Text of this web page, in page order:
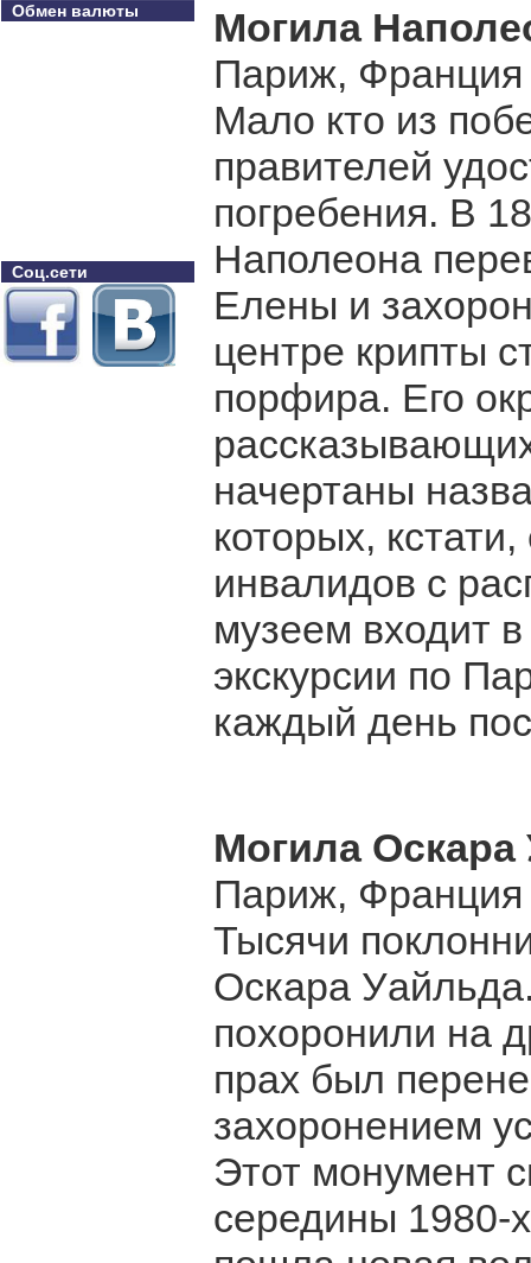
Обмен валюты
Соц.сети
Могила
Париж, Франция
Мало кто из
правителей
погребения. В
Наполеона
Елены и
центре крипты
порфира. Его
начертаны
которых,
инвалидов с
музеем входит
экскурсии по
каждый день
Могила
Париж, Франция
Тысячи
Оскара
похоронили на
прах был
захоронением
Этот монумент
середины 1980-